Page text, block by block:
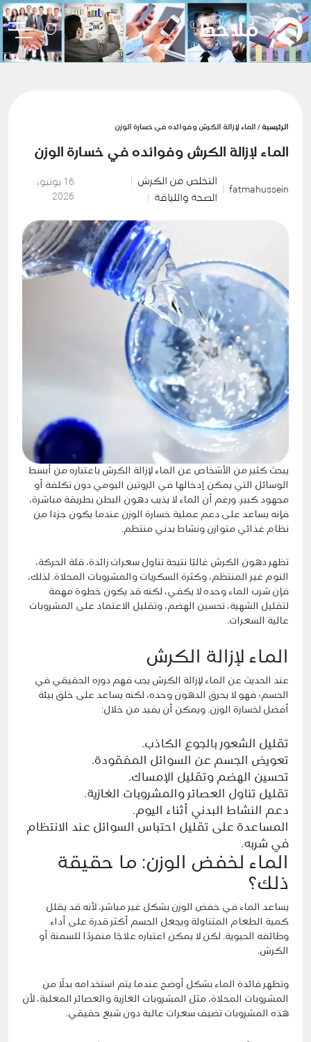
الرئيسية / الماء لإزالة الكرش وفوائده في خسارة الوزن
الماء لإزالة الكرش وفوائده في خسارة الوزن
fatmahussein
التخلص من الكرش
الصحة واللياقة
16 يونيو،
2026
يبحث كثير من الأشخاص عن الماء لإزالة الكرش باعتباره من أبسط
الوسائل التي يمكن إدخالها في الروتين اليومي دون تكلفة أو
مجهود كبير. ورغم أن الماء لا يذيب دهون البطن بطريقة مباشرة،
فإنه يساعد على دعم عملية خسارة الوزن عندما يكون جزءًا من
نظام غذائي متوازن ونشاط بدني منتظم.
تظهر دهون الكرش غالبًا نتيجة تناول سعرات زائدة، قلة الحركة،
النوم غير المنتظم، وكثرة السكريات والمشروبات المحلاة. لذلك،
فإن شرب الماء وحده لا يكفي، لكنه قد يكون خطوة مهمة
لتقليل الشهية، تحسين الهضم، وتقليل الاعتماد على المشروبات
عالية السعرات.
الماء لإزالة الكرش
عند الحديث عن الماء لإزالة الكرش يجب فهم دوره الحقيقي في
الجسم؛ فهو لا يحرق الدهون وحده، لكنه يساعد على خلق بيئة
أفضل لخسارة الوزن. ويمكن أن يفيد من خلال:
تقليل الشعور بالجوع الكاذب.
تعويض الجسم عن السوائل المفقودة.
تحسين الهضم وتقليل الإمساك.
تقليل تناول العصائر والمشروبات الغازية.
دعم النشاط البدني أثناء اليوم.
المساعدة على تقليل احتباس السوائل عند الانتظام
في شربه.
الماء لخفض الوزن: ما حقيقة
ذلك؟
يساعد الماء في خفض الوزن بشكل غير مباشر، لأنه قد يقلل
كمية الطعام المتناولة ويجعل الجسم أكثر قدرة على أداء
وظائفه الحيوية. لكن لا يمكن اعتباره علاجًا منفردًا للسمنة أو
الكرش.
وتظهر فائدة الماء بشكل أوضح عندما يتم استخدامه بدلًا من
المشروبات المحلاة، مثل المشروبات الغازية والعصائر المعلبة، لأن
هذه المشروبات تضيف سعرات عالية دون شبع حقيقي.